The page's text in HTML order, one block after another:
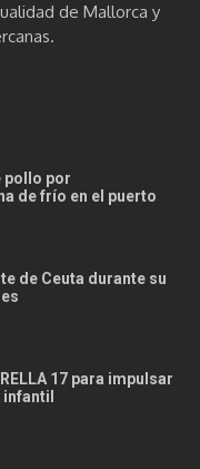
de Mallorca y
pollo por
de frío en el puerto
de Ceuta durante su
17 para impulsar